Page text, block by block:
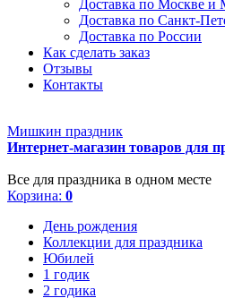
Доставка по Москве
Доставка по Санкт-
Доставка по России
Как сделать заказ
Отзывы
Контакты
Мишкин праздник
Интернет-магазин товаров для
Все для праздника в одном месте
Корзина: 0
День рождения
Коллекции для праздника
Юбилей
1 годик
2 годика